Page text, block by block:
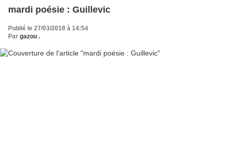
mardi poésie : Guillevic
Publié le 27/03/2018 à 14:54
Par gazou .